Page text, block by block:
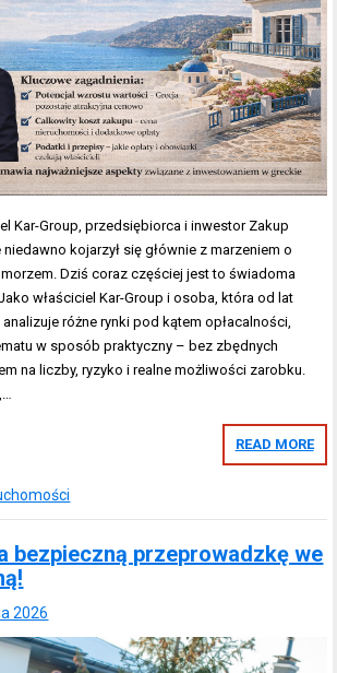
Kar-Group, przedsiębiorca i inwestor Zakup
kojarzył się głównie z marzeniem o
Dziś coraz częściej jest to świadoma
właściciel Kar-Group i osoba, która od lat
różne rynki pod kątem opłacalności,
w sposób praktyczny – bez zbędnych
na liczby, ryzyko i realne możliwości zarobku.
READ MORE
bezpieczną przeprowadzkę we
2026